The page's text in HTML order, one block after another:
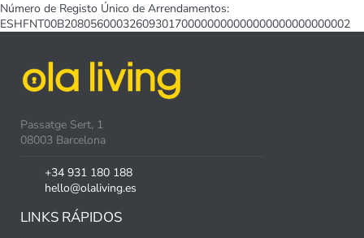
Número de Registo Único de Arrendamentos:
ESHFNT00B20805600032609301700000000000000000000000002
Passatge Sert, 1
08003 Barcelona
+34 931 180 188
hello@olaliving.es
LINKS RÁPIDOS